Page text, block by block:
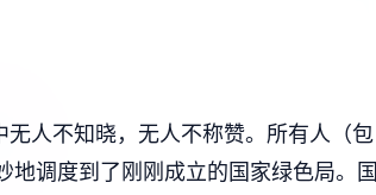
人不知晓，无人不称赞。所有人（包
调度到了刚刚成立的国家绿色局。国